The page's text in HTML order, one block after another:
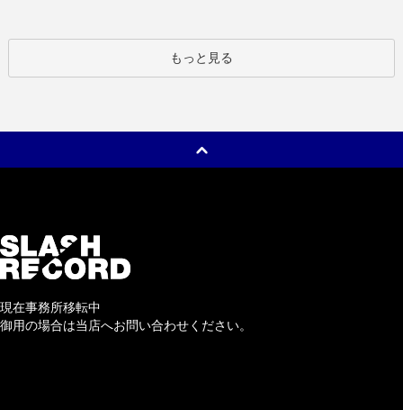
もっと見る
現在事務所移転中
御用の場合は当店へお問い合わせください。